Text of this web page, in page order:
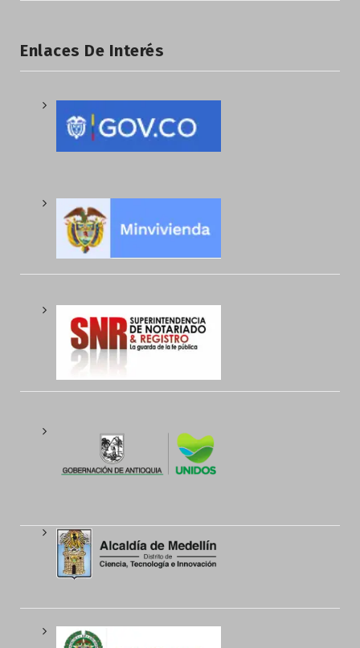
Enlaces De Interés